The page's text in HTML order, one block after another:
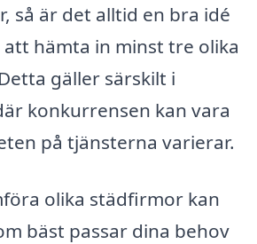
så är det alltid en bra idé
hämta in minst tre olika
gäller särskilt i
konkurrensen kan vara
på tjänsterna varierar.
olika städfirmor kan
bäst passar dina behov